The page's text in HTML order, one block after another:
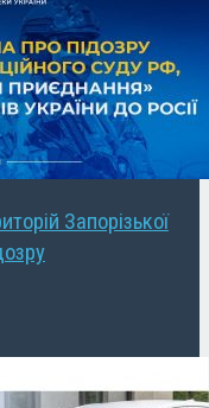
Запорізької